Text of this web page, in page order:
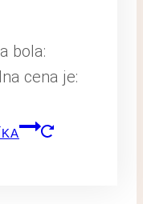
bola:
cena je: